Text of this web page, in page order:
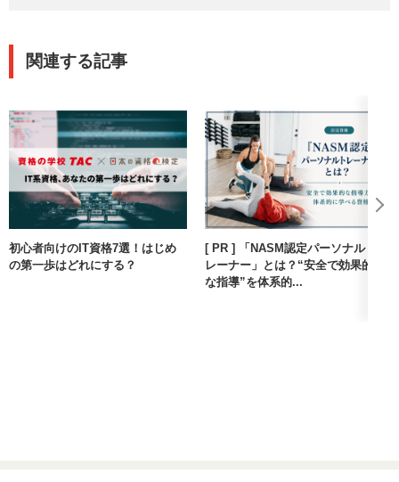
関連する記事
初心者向けのIT資格7選！はじめ
の第一歩はどれにする？
[ PR ] 「NASM認定パーソナルト
レーナー」とは？“安全で効果的
な指導”を体系的...